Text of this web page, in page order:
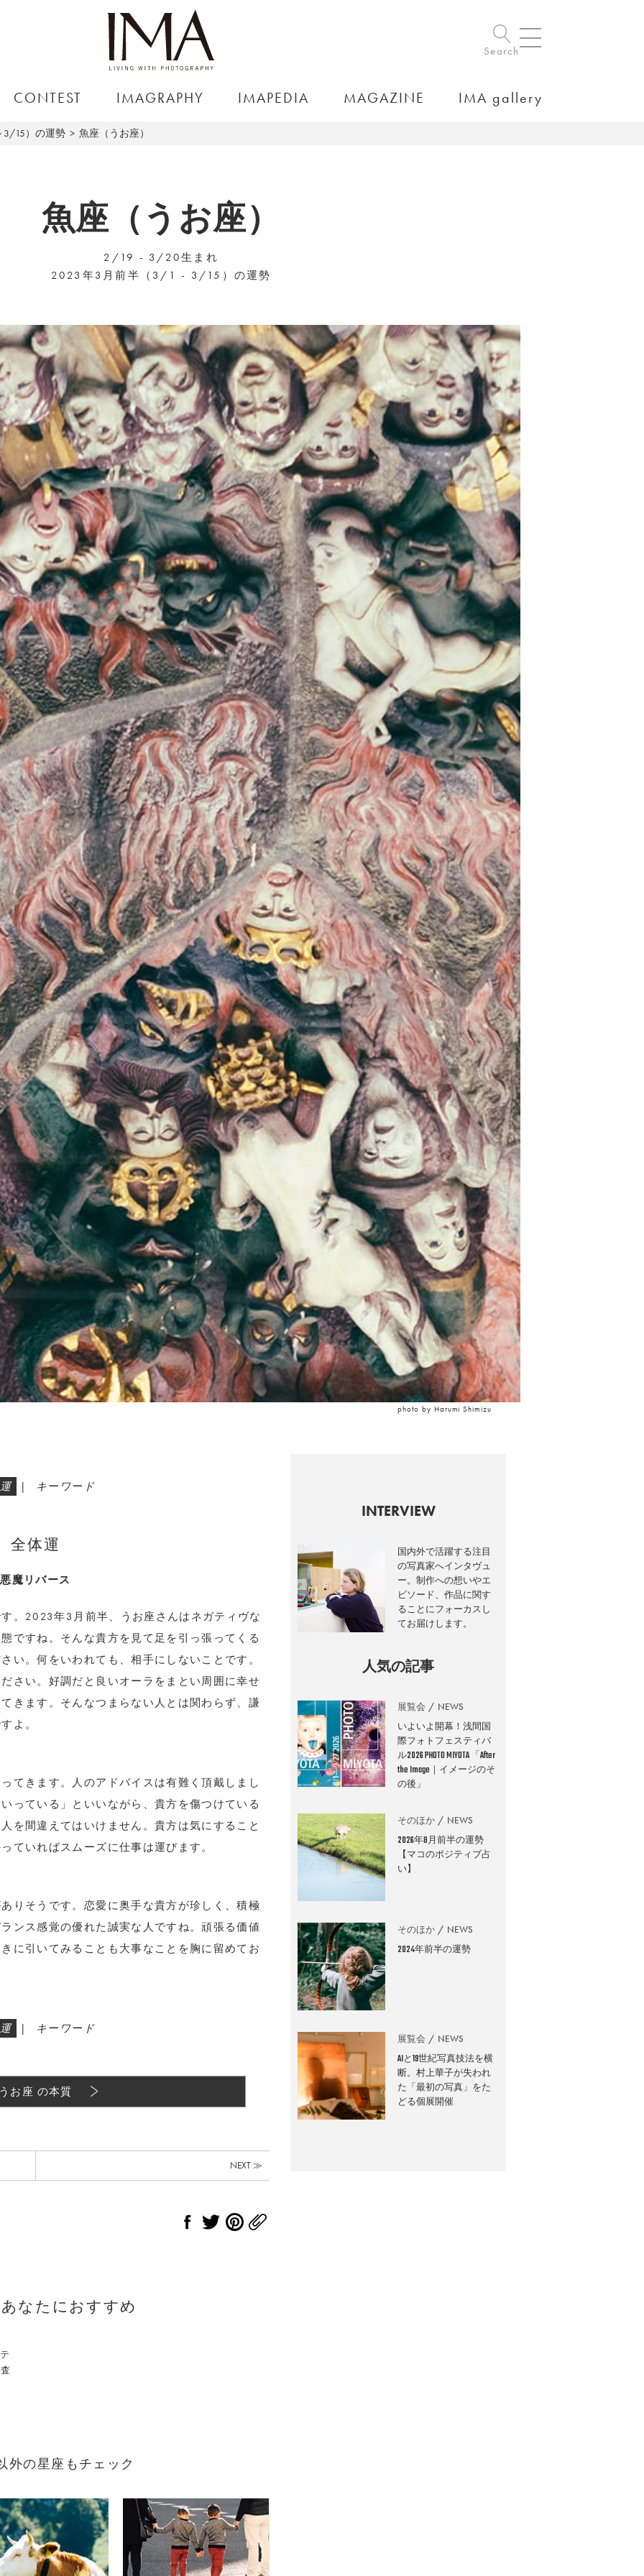
Search
CONTEST IMAGRAPHY IMAPEDIA MAGAZINE IMA gallery
15）の運勢 魚座（うお座）
魚座（うお座）
2/19 - 3/20生まれ
2023年3月前半（3/1 - 3/15）の運勢
photo by Harumi Shimizu
| キーワード
全体運
悪魔リバース
。2023年3月前半、うお座さんはネガティヴな
ですね。そんな貴方を見て足を引っ張ってくる
い。何をいわれても、相手にしないことです。
さい。好調だと良いオーラをまとい周囲に幸せ
きます。そんなつまらない人とは関わらず、謙
よ。
てきます。人のアドバイスは有難く頂戴しまし
っている」といいながら、貴方を傷つけている
を間違えてはいけません。貴方は気にすること
ていればスムーズに仕事は運びます。
りそうです。恋愛に奥手な貴方が珍しく、積極
ンス感覚の優れた誠実な人ですね。頑張る価値
に引いてみることも大事なことを胸に留めてお
| キーワード
お座 の本質
NEXT ≫
なたにおすすめ
の星座もチェック
INTERVIEW
国内外で活躍する注目
の写真家へインタヴュ
ー。制作への想いやエ
ピソード、作品に関す
ることにフォーカスし
てお届けします。
人気の記事
展覧会 NEWS
いよいよ開幕！浅間国
際フォトフェスティバ
ル2026 PHOTO MIYOTA 「After
the Image｜イメージのそ
の後」
そのほか NEWS
2026年8月前半の運勢
【マコのポジティブ占
い】
そのほか NEWS
2024年前半の運勢
展覧会 NEWS
AIと19世紀写真技法を横
断。村上華子が失われ
た「最初の写真」をた
どる個展開催